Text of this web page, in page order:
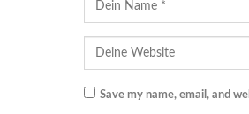
Save my name, email, and